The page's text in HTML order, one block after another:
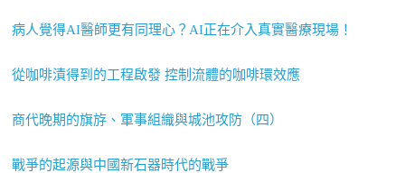
病人覺得AI醫師更有同理心？AI正在介入真實醫療現場！
從咖啡漬得到的工程啟發 控制流體的咖啡環效應
商代晚期的旗斿、軍事組織與城池攻防（四）
戰爭的起源與中國新石器時代的戰爭